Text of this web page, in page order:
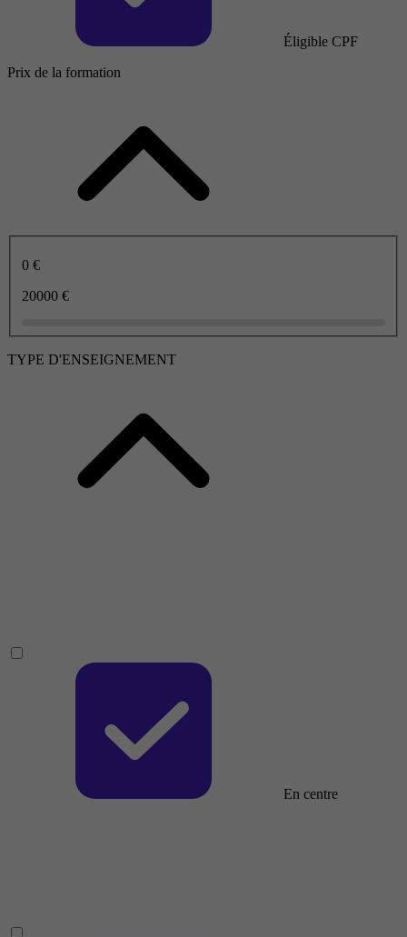
Éligible CPF
Prix de la formation
0 €
20000 €
TYPE D'ENSEIGNEMENT
En centre